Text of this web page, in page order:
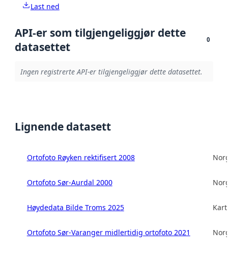
Last ned
API-er som tilgjengeliggjør dette
datasettet
0
Ingen registrerte API-er tilgjengeliggjør dette datasettet.
Lignende datasett
Ortofoto Røyken rektifisert 2008
Ortofoto Sør-Aurdal 2000
Høydedata Bilde Troms 2025
Ortofoto Sør-Varanger midlertidig ortofoto 2021